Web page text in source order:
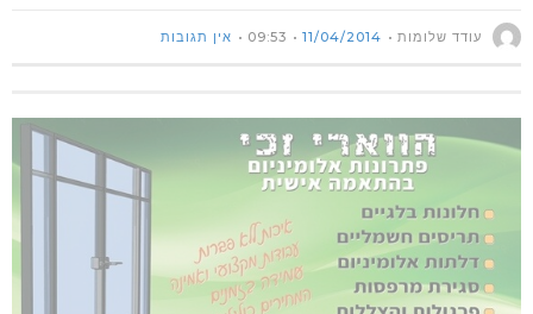
עודד שלומות 11/04/2014
09:53 אין תגובות